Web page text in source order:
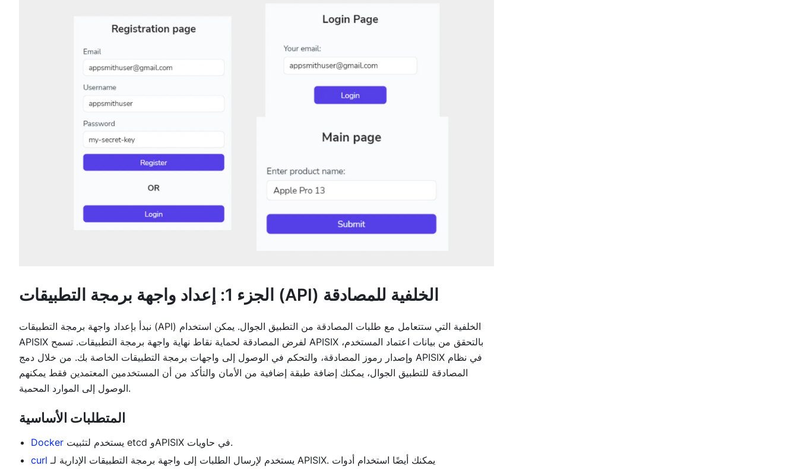
الجزء 1: إعداد واجهة برمجة التطبيقات (API) الخلفية للمصادقة
نبدأ بإعداد واجهة برمجة التطبيقات (API) الخلفية التي ستتعامل مع طلبات المصادقة من التطبيق الجوال. يمكن استخدام
APISIX لفرض المصادقة لحماية نقاط نهاية واجهة برمجة التطبيقات. تسمح APISIX بالتحقق من بيانات اعتماد المستخدم،
وإصدار رموز المصادقة، والتحكم في الوصول إلى واجهات برمجة التطبيقات الخاصة بك. من خلال دمج APISIX في نظام
المصادقة للتطبيق الجوال، يمكنك إضافة طبقة إضافية من الأمان والتأكد من أن المستخدمين المعتمدين فقط يمكنهم
الوصول إلى الموارد المحمية.
المتطلبات الأساسية
Docker
يستخدم لتثبيت etcd وAPISIX في حاويات.
curl يستخدم لإرسال الطلبات إلى واجهة برمجة التطبيقات الإدارية لـ APISIX. يمكنك أيضًا استخدام أدوات